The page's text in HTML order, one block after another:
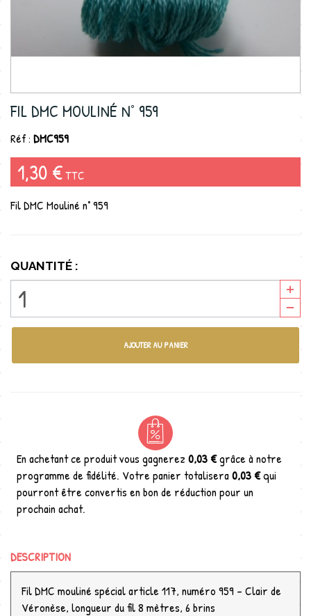
FIL DMC MOULINÉ N° 959
Réf : DMC959
1,30 €TTC
Fil DMC Mouliné n° 959
QUANTITÉ :
AJOUTER AU PANIER
En achetant ce produit vous gagnerez 0,03 €grâce à notre
programme de fidélité. Votre panier totalisera 0,03 €qui
pourront être convertis en bon de réduction pour un
prochain achat.
DESCRIPTION
Fil DMC mouliné spécial article 117, numéro 959 - Clair de
Véronèse, longueur du fil 8 mètres, 6 brins